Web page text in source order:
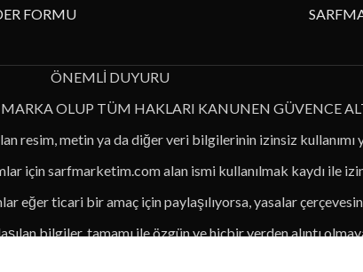
FORMU
ÖNEMLİ DUYURU
OLUP TÜM HAKLARI KANUNEN GÜVENCE
resim, metin ya da diğer veri bilgilerinin izinsiz kullanımı
için sarfmarketim.com alan ismi kullanılmak kaydı ile
eğer ticari bir amaç için paylaşılıyorsa, yasalar
bilgiler, tamamı ile özgün ve hiçbir yerden alıntı